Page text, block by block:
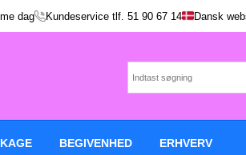
dag Kundeservice tlf. 51 90 67 14 Dansk
BEGIVENHED ERHVERV